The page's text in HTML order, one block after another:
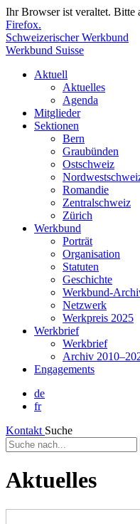
Ihr Browser ist veraltet. Bitte
Firefox.
Schweizerischer Werkbund
Werkbund Suisse
Aktuell
Aktuelles
Agenda
Mitglieder
Sektionen
Bern
Graubünden
Ostschweiz
Romandie
Zentralschweiz
Zürich
Werkbund
Porträt
Organisation
Statuten
Geschichte
Werkbund-
Netzwerk
Werkpreis 2025
Werkbrief
Werkbrief
Archiv
Engagements
de
fr
Kontakt Suche
Suche
nach...
Aktuelles